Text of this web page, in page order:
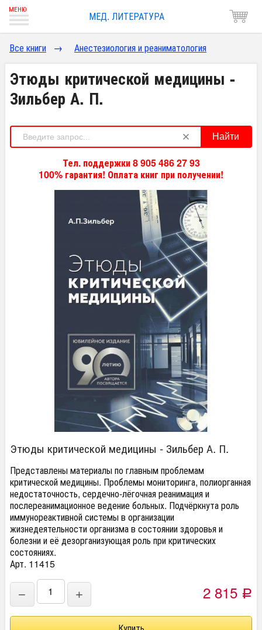
МЕД. ЛИТЕРАТУРА
Все книги → Анестезиология и реаниматология
Этюды критической медицины -
Зильбер А. П.
Найти
Тел. поддержки 8 905 486 27 93
100% гарантия! Оплата книг при получении!
Этюды критической медицины - Зильбер А. П.
Представлены материалы по главным проблемам
критической медицины. Проблемы мониторинга, полиорганная
недостаточность, сердечно-лёгочная реанимация и
послереанимационное ведение больных. Подчёркнута роль
иммунореактивной системы в организации
жизнедеятельности организма в состоянии здоровья и
болезни и её дезорганизующая роль при критических
состояниях.
Арт. 11415
− + 2 815 Р